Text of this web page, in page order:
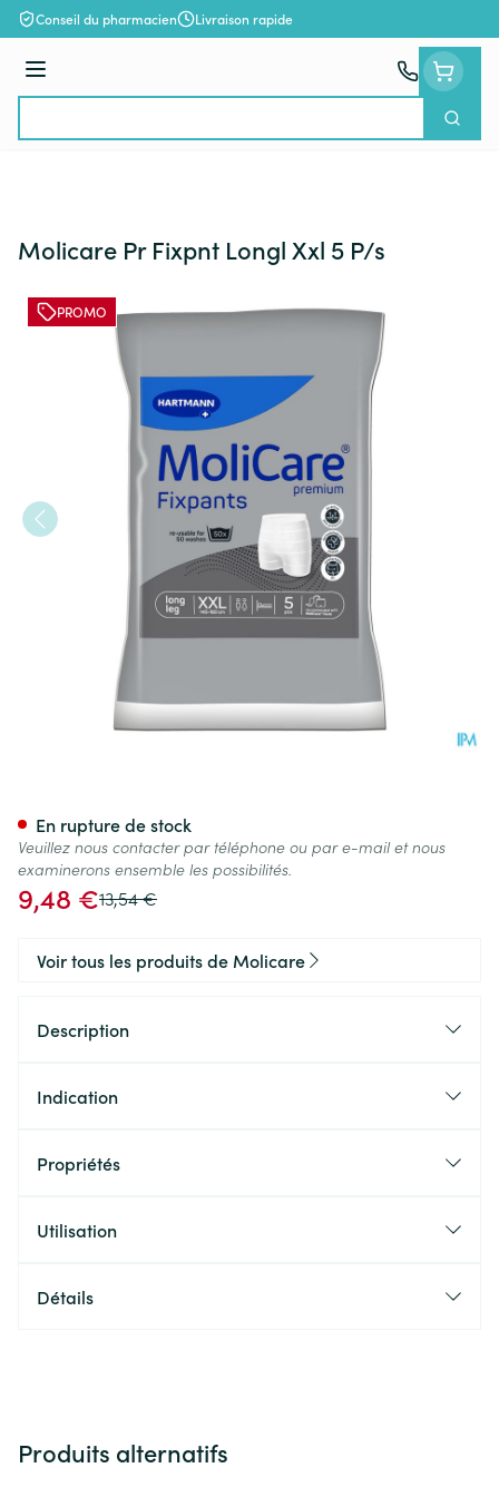
Aller au contenu
Conseil du pharmacien Livraison rapide
Menu
Molicare Pr Fixpnt Longl Xxl 5 P/s
PROMO
Prix Habituel
13,54 €
Prix spécial
9,48 €
En rupture de stock
Veuillez nous contacter par téléphone ou par e-mail et nous
examinerons ensemble les possibilités.
Voir tous les produits de Molicare
Description
Indication
Propriétés
Utilisation
Détails
Produits alternatifs